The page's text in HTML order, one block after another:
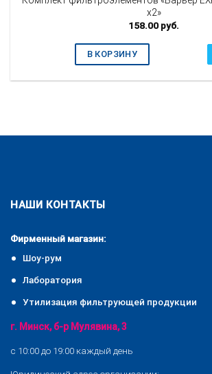
х2»
158.00руб.
В КОРЗИНУ
НАШИ КОНТАКТЫ
Фирменный магазин:
Шоу-рум
Лаборатория
Утилизация фильтрующей продукции
г. Минск, б-р Мулявина, 3
с 10:00 до 19:00 каждый день